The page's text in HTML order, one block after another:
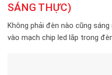
SÁNG THỰC)
Không phải đèn nào cũng
vào mạch chip led lắp trong